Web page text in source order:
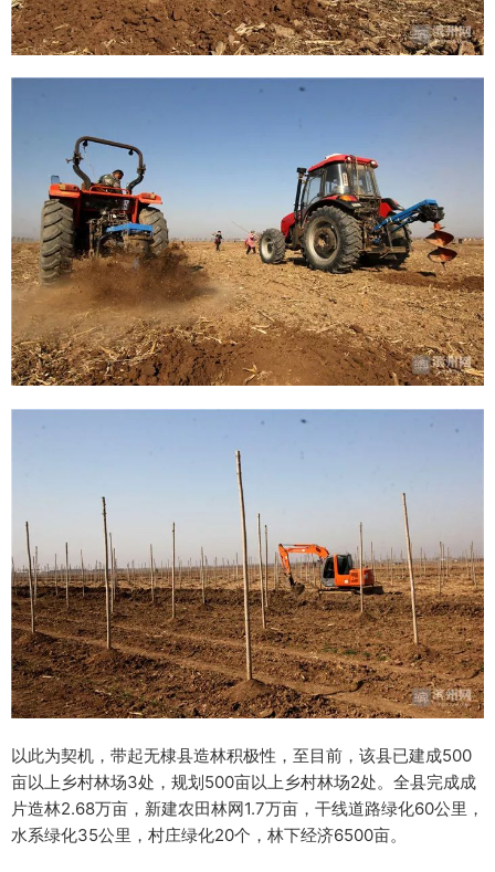
以此为契机，带起无棣县造林积极性，至目前，该县已建成500
亩以上乡村林场3处，规划500亩以上乡村林场2处。全县完成成
片造林2.68万亩，新建农田林网1.7万亩，干线道路绿化60公里，
水系绿化35公里，村庄绿化20个，林下经济6500亩。